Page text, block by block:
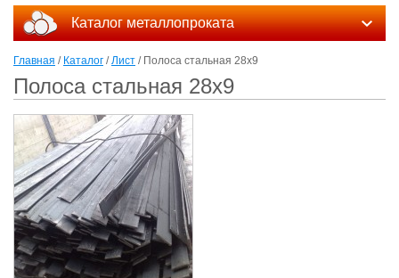
Каталог металлопроката
Главная / Каталог /Лист / Полоса стальная 28x9
Полоса стальная 28x9